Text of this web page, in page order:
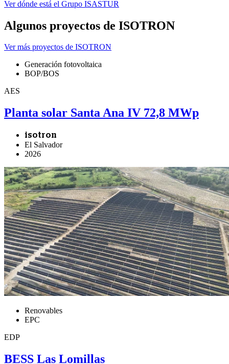
Ver dónde está el Grupo ISASTUR
Algunos proyectos de ISOTRON
Ver más proyectos de ISOTRON
Generación fotovoltaica
BOP/BOS
AES
Planta solar Santa Ana IV 72,8 MWp
isotron
El Salvador
2026
Renovables
EPC
EDP
BESS Las Lomillas